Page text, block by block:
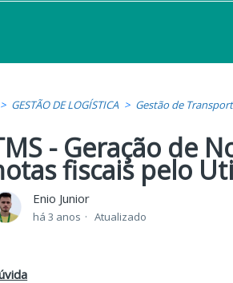
GESTÃO DE LOGÍSTICA Gestão de
- Geração de
fiscais pelo
Enio Junior
há 3 anos Atualizado